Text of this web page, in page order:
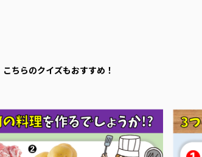
こちらのクイズもおすすめ！